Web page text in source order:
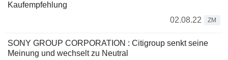
Kaufempfehlung
02.08.22
ZM
SONY GROUP CORPORATION : Citigroup senkt seine
Meinung und wechselt zu Neutral